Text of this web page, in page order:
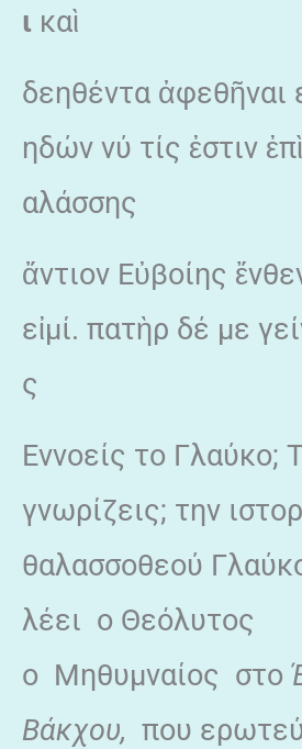
ι καὶ
δεηθέντα ἀφεθῆναι
ηδών νύ τίς ἐστιν
αλάσσης
ἄντιον Εὐβοίης
εἰμί. πατὴρ δέ με
ς
Εννοείς το Γλαύκο;
γνωρίζεις; την
θαλασσοθεού
λέει ο Θεόλυτος
ο Μηθυμναίος στο
Βάκχου, που